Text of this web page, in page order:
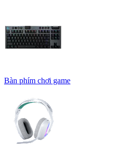
Bàn phím chơi game